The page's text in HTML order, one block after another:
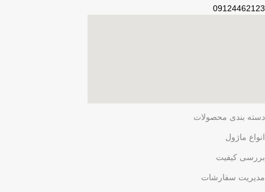
09124462123
دسته بندی محصولات
انواع ماژول
بررسی کیفیت
مدیریت سفارشات